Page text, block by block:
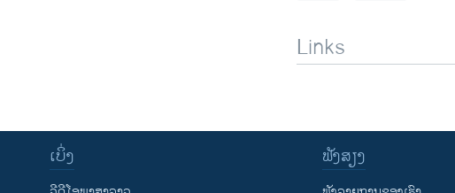
Links
ເບິ່ງ ຟັງສຽງ